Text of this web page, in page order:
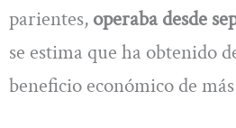
parientes, operaba desde
se estima que ha obtenido
beneficio económico de